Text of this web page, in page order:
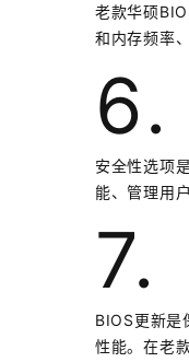
老款华硕
和内存频率
6.
安全性选项
能、管理用
7.
BIOS更新是
性能。在老